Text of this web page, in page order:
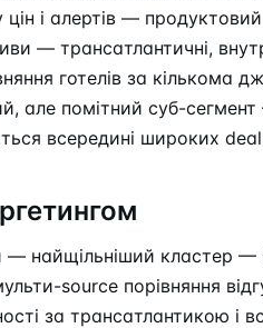
цін і алертів —
— трансатлантичні,
готелів за кількома
помітний суб-сегмент
всередині широких
найщільніший кластер —
source порівняння
за трансатлантикою і